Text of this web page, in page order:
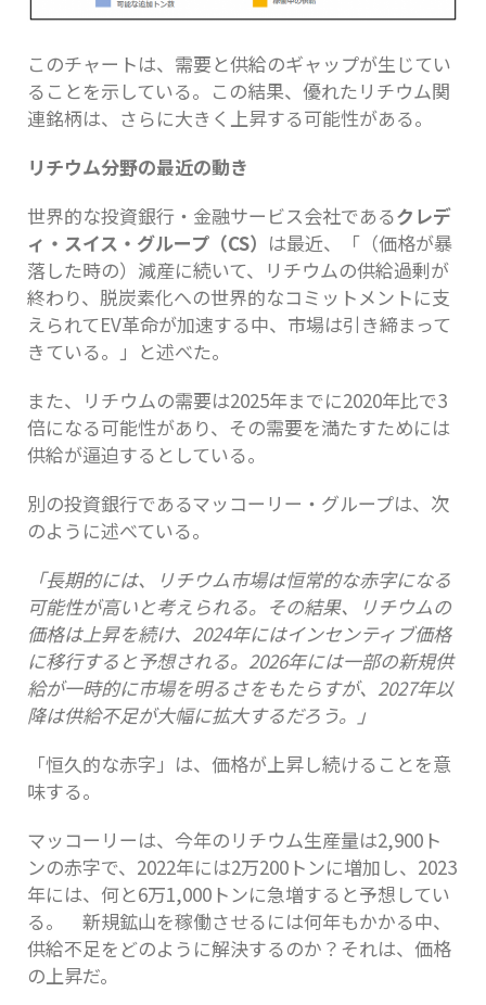
このチャートは、需要と供給のギャップが生じてい
ることを示している。この結果、優れたリチウム関
連銘柄は、さらに大きく上昇する可能性がある。
リチウム分野の最近の動き
世界的な投資銀行・金融サービス会社であるクレデ
ィ・スイス・グループ（CS） は最近、「（価格が暴
落した時の）減産に続いて、リチウムの供給過剰が
終わり、脱炭素化への世界的なコミットメントに支
えられてEV革命が加速する中、市場は引き締まって
きている。」と述べた。
また、リチウムの需要は2025年までに2020年比で3
倍になる可能性があり、その需要を満たすためには
供給が逼迫するとしている。
別の投資銀行であるマッコーリー・グループは、次
のように述べている。
「長期的には、リチウム市場は恒常的な赤字になる
可能性が高いと考えられる。その結果、リチウムの
価格は上昇を続け、2024年にはインセンティブ価格
に移行すると予想される。2026年には一部の新規供
給が一時的に市場を明るさをもたらすが、2027年以
降は供給不足が大幅に拡大するだろう。」
「恒久的な赤字」は、価格が上昇し続けることを意
味する。
マッコーリーは、今年のリチウム生産量は2,900ト
ンの赤字で、2022年には2万200トンに増加し、2023
年には、何と6万1,000トンに急増すると予想してい
る。 新規鉱山を稼働させるには何年もかかる中、
供給不足をどのように解決するのか？それは、価格
の上昇だ。